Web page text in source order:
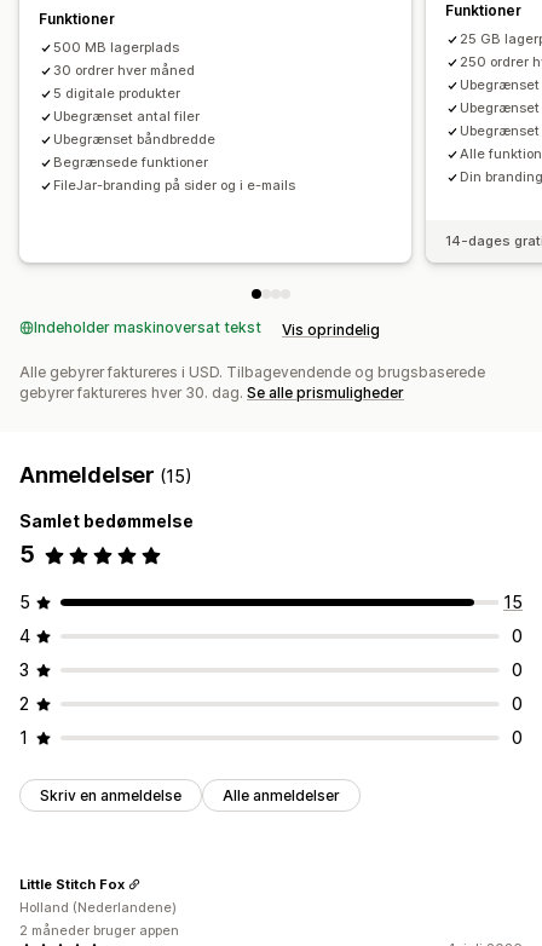
Licensnøgle
Funktioner
500 MB lagerplads
30 ordrer hver måned
5 digitale produkter
Ubegrænset antal filer
Ubegrænset båndbredde
Begrænsede funktioner
FileJar-branding på sider og i e-mails
Funktioner
25 GB
250 ordrer
Alle
Din
14-dages
Indeholder maskinoversat tekst Vis oprindelig
Alle gebyrer faktureres i USD. Tilbagevendende og brugsbaserede
gebyrer faktureres hver 30. dag. Se alle prismuligheder
Anmeldelser (15)
Samlet bedømmelse
5
5
15
4
0
3
0
2
0
1
0
Skriv en anmeldelse Alle anmeldelser
Little Stitch Fox
Holland (Nederlandene)
2 måneder bruger appen